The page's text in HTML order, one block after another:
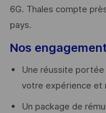
6G. Thales compte
pays. ​
Nos
Une réussite
votre expérience et
Un package de